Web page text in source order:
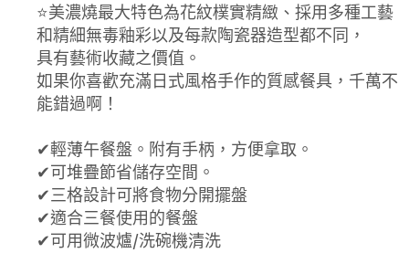
⭐美濃燒最大特色為花紋樸實精緻、採用多種工藝
和精細無毒釉彩以及每款陶瓷器造型都不同，
具有藝術收藏之價值。
如果你喜歡充滿日式風格手作的質感餐具，千萬不
能錯過啊！
✔輕薄午餐盤。附有手柄，方便拿取。
✔可堆疊節省儲存空間。
✔三格設計可將食物分開擺盤
✔適合三餐使用的餐盤
✔可用微波爐/洗碗機清洗